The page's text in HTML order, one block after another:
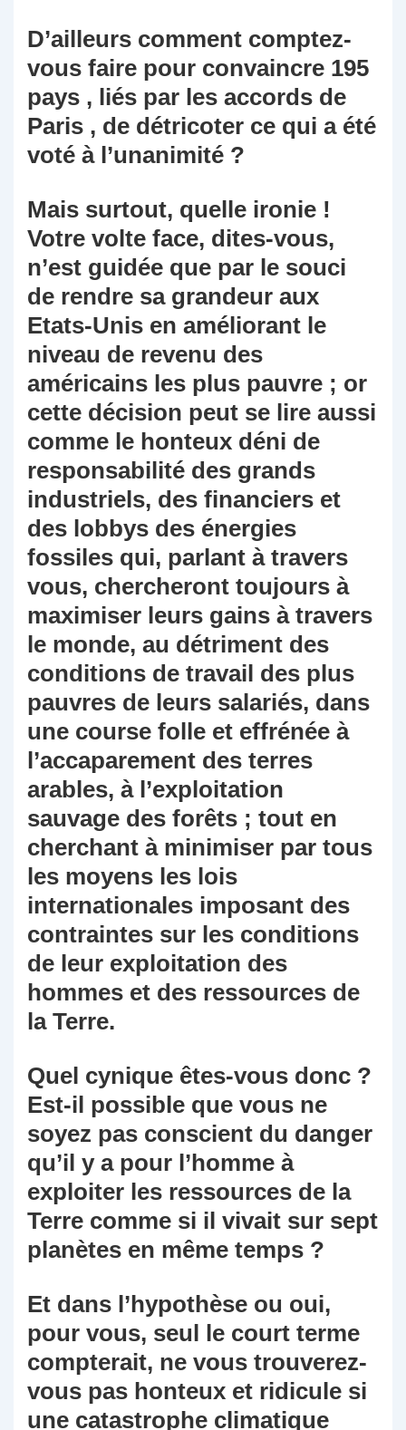
D’ailleurs comment comptez-
vous faire pour convaincre 195
pays , liés par les accords de
Paris , de détricoter ce qui a été
voté à l’unanimité ?
Mais surtout, quelle ironie !
Votre volte face, dites-vous,
n’est guidée que par le souci
de rendre sa grandeur aux
Etats-Unis en améliorant le
niveau de revenu des
américains les plus pauvre ; or
cette décision peut se lire aussi
comme le honteux déni de
responsabilité des grands
industriels, des financiers et
des lobbys des énergies
fossiles qui, parlant à travers
vous, chercheront toujours à
maximiser leurs gains à travers
le monde, au détriment des
conditions de travail des plus
pauvres de leurs salariés, dans
une course folle et effrénée à
l’accaparement des terres
arables, à l’exploitation
sauvage des forêts ; tout en
cherchant à minimiser par tous
les moyens les lois
internationales imposant des
contraintes sur les conditions
de leur exploitation des
hommes et des ressources de
la Terre.
Quel cynique êtes-vous donc ?
Est-il possible que vous ne
soyez pas conscient du danger
qu’il y a pour l’homme à
exploiter les ressources de la
Terre comme si il vivait sur sept
planètes en même temps ?
Et dans l’hypothèse ou oui,
pour vous, seul le court terme
compterait, ne vous trouverez-
vous pas honteux et ridicule si
une catastrophe climatique